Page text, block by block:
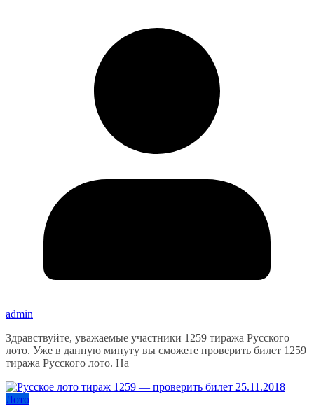
admin
Здравствуйте, уважаемые участники 1259 тиража Русского
лото. Уже в данную минуту вы сможете проверить билет 1259
тиража Русского лото. На
Лото